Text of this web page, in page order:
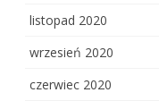
listopad 2020
wrzesień 2020
czerwiec 2020